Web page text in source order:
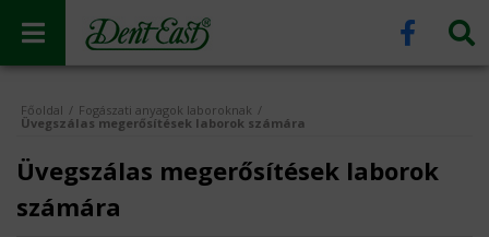
Főoldal / Fogászati anyagok laboroknak /
Üvegszálas megerősítések laborok számára
Üvegszálas megerősítések laborok
számára